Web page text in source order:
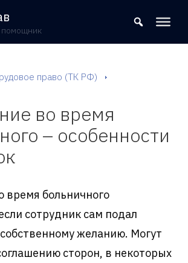
8 (800) 302-09-37
право (ТК РФ)
во время
– особенности
время больничного
сотрудник сам подал
желанию. Могут
сторон, в некоторых